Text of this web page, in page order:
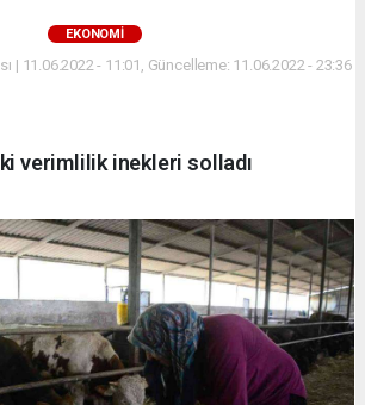
EKONOMİ
| 11.06.2022 - 11:01, Güncelleme: 11.06.2022 - 23:36
verimlilik inekleri solladı